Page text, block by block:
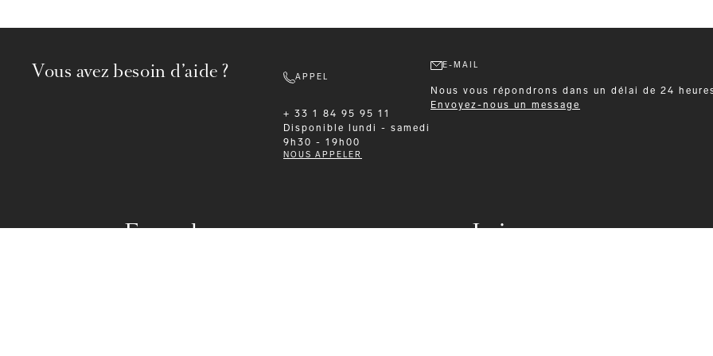
Formalwear Leisurewear
Vous avez besoin d’aide ? APPEL
+ 33 1 84 95 95 11
Disponible
lundi - samedi
9h30 - 19h00
NOUS APPELER
E-MAIL
Nous vous répondrons dans un délai de 24
Envoyez-nous un message